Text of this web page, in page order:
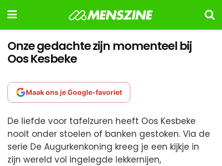
Onze gedachte zijn momenteel bij
Oos Kesbeke
Maak ons je Google-favoriet
De liefde voor tafelzuren heeft Oos Kesbeke
nooit onder stoelen of banken gestoken. Via de
serie De Augurkenkoning kreeg je een kijkje in
zijn wereld vol ingelegde lekkernijen,